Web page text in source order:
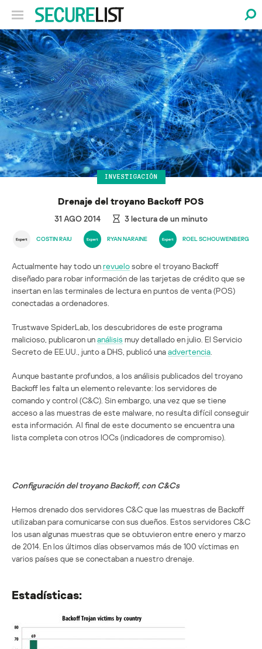
INVESTIGACIÓN
Drenaje del troyano Backoff POS
31 AGO 2014 3lectura de un minuto
COSTIN RAIU RYAN NARAINE ROEL SCHOUWENBERG
Actualmente hay todo unrevuelosobre el troyano Backoff
diseñado para robar información de las tarjetas de crédito que se
insertan en las terminales de lectura en puntos de venta (POS)
conectadas a ordenadores.
Trustwave SpiderLab, los descubridores de este programa
malicioso, publicaron unanálisis muy detallado en julio. El Servicio
Secreto de EE.UU., junto a DHS, publicó unaadvertencia
Aunque bastante profundos, a los análisis publicados del troyano
Backoff les falta un elemento relevante: los servidores de
comando y control (C&C). Sin embargo, una vez que se tiene
acceso a las muestras de este malware, no resulta difícil conseguir
esta información. Al final de este documento se encuentra una
lista completa con otros IOCs (indicadores de compromiso).
Configuración del troyano Backoff, con C&Cs
Hemos drenado dos servidores C&C que las muestras de Backoff
utilizaban para comunicarse con sus dueños. Estos servidores C&C
los usan algunas muestras que se obtuvieron entre enero y marzo
de 2014. En los últimos días observamos más de 100 víctimas en
varios países que se conectaban a nuestro drenaje.
Estadísticas: